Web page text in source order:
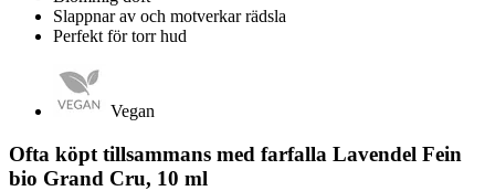
Slappnar av och motverkar rädsla
Perfekt för torr hud
Vegan
Ofta köpt tillsammans med farfalla Lavendel Fein
bio Grand Cru, 10 ml